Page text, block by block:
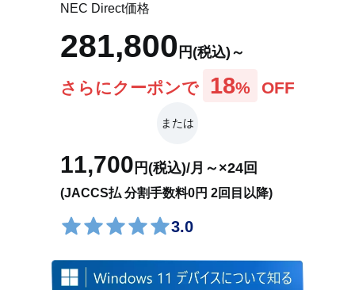
NEC Direct価格
281,800 円(税込)～
さらにクーポンで 18% OFF
または
11,700円(税込)/月～×24回
(JACCS払 分割手数料0円 2回目以降)
3.0